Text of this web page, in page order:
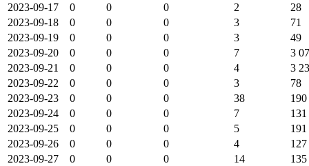
2023-09-17
0 0 0 2
28
2023-09-18
0 0 0 3
71
2023-09-19
0 0 0 3
49
2023-09-20
0 0 0 7
3
2023-09-21
0 0 0 4
3
2023-09-22
0 0 0 3
78
2023-09-23
0 0 0 38
190
2023-09-24
0 0 0 7
131
2023-09-25
0 0 0 5
191
2023-09-26
0 0 0 4
127
2023-09-27
0 0 0 14
135